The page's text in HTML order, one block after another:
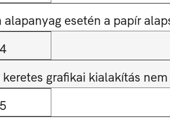
alapanyag esetén a papír
keretes grafikai kialakítás